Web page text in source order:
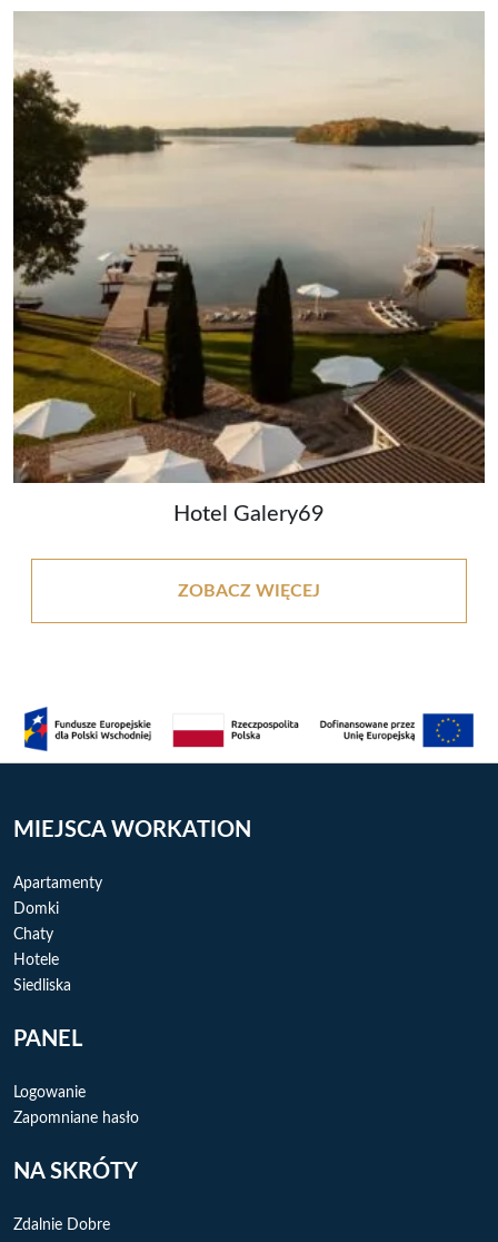
Hotel Galery69
ZOBACZ WIĘCEJ
MIEJSCA WORKATION
Apartamenty
Domki
Chaty
Hotele
Siedliska
PANEL
Logowanie
Zapomniane hasło
NA SKRÓTY
Zdalnie Dobre